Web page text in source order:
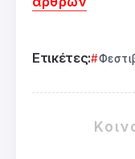
Ετικέτες: